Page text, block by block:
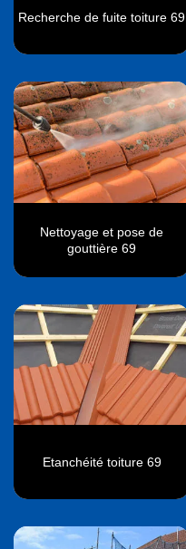
Recherche de fuite toiture 69
Nettoyage et pose de
gouttière 69
Etanchéité toiture 69